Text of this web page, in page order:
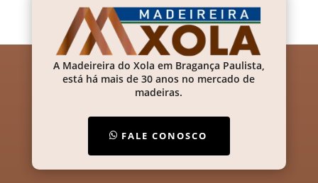
A Madeireira do Xola em Bragança Paulista,
está há mais de 30 anos no mercado de
madeiras.
FALE CONOSCO